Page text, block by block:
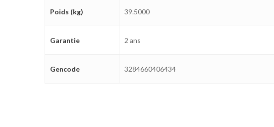
Poids (kg) 39.5000
Garantie 2 ans
Gencode 3284660406434